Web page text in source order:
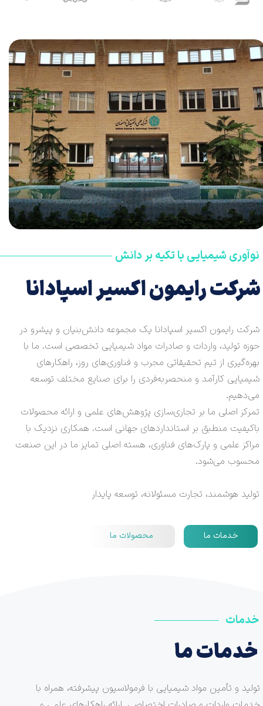
نوآوری شیمیایی با تکیه بر دانش
شرکت رایمون اکسیر اسپادانا
شرکت رایمون اکسیر اسپادانا یک مجموعه دانش‌بنیان و پیشرو در
حوزه تولید، واردات و صادرات مواد شیمیایی تخصصی است. ما با
بهره‌گیری از تیم تحقیقاتی مجرب و فناوری‌های روز، راهکارهای
شیمیایی کارآمد و منحصربه‌فردی را برای صنایع مختلف توسعه
می‌دهیم.
تمرکز اصلی ما بر تجاری‌سازی پژوهش‌های علمی و ارائه محصولات
باکیفیت منطبق بر استانداردهای جهانی است. همکاری نزدیک با
مراکز علمی و پارک‌های فناوری، هسته اصلی تمایز ما در این صنعت
محسوب می‌شود.
تولید هوشمند، تجارت مسئولانه، توسعه پایدار
خدمات ما محصولات ما
خدمات
خدمات ما
تولید و تأمین مواد شیمیایی با فرمولاسیون پیشرفته، همراه با